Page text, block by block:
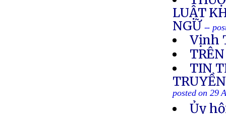
LUẬT
NGỮ --
Vịnh
TIN
posted on 29
Ủy